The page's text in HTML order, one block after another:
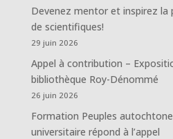
Devenez mentor et inspirez la
de scientifiques!
29 juin 2026
Appel à contribution –
bibliothèque Roy-Dénommé
26 juin 2026
Formation Peuples
universitaire répond à l’appel